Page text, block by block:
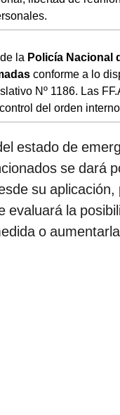
la Policía Nacional
conforme a lo
Nº 1186. Las
del orden
estado de
se dará
su aplicación,
evaluará la
o